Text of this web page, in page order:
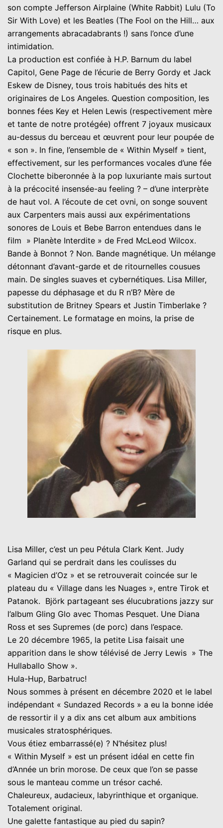
son compte Jefferson Airplaine (White Rabbit) Lulu (To
Sir With Love) et les Beatles (The Fool on the Hill… aux
arrangements abracadabrants !) sans l’once d’une
intimidation.
La production est confiée à H.P. Barnum du label
Capitol, Gene Page de l’écurie de Berry Gordy et Jack
Eskew de Disney, tous trois habitués des hits et
originaires de Los Angeles. Question composition, les
bonnes fées Key et Helen Lewis (respectivement mère
et tante de notre protégée) offrent 7 joyaux musicaux
au-dessus du berceau et œuvrent pour leur poupée de
« son ». In fine, l’ensemble de « Within Myself » tient,
effectivement, sur les performances vocales d’une fée
Clochette biberonnée à la pop luxuriante mais surtout
à la précocité insensée-au feeling ? – d’une interprète
de haut vol. A l’écoute de cet ovni, on songe souvent
aux Carpenters mais aussi aux expérimentations
sonores de Louis et Bebe Barron entendues dans le
film » Planète Interdite » de Fred McLeod Wilcox.
Bande à Bonnot ? Non. Bande magnétique. Un mélange
détonnant d’avant-garde et de ritournelles cousues
main. De singles suaves et cybernétiques. Lisa Miller,
papesse du déphasage et du R n’B? Mère de
substitution de Britney Spears et Justin Timberlake ?
Certainement. Le formatage en moins, la prise de
risque en plus.
Lisa Miller, c’est un peu Pétula Clark Kent. Judy
Garland qui se perdrait dans les coulisses du
« Magicien d’Oz » et se retrouverait coincée sur le
plateau du « Village dans les Nuages », entre Tirok et
Patanok. Björk partageant ses élucubrations jazzy sur
l’album Gling Glo avec Thomas Pesquet. Une Diana
Ross et ses Supremes (de porc) dans l’espace.
Le 20 décembre 1965, la petite Lisa faisait une
apparition dans le show télévisé de Jerry Lewis » The
Hullaballo Show ».
Hula-Hup, Barbatruc!
Nous sommes à présent en décembre 2020 et le label
indépendant « Sundazed Records » a eu la bonne idée
de ressortir il y a dix ans cet album aux ambitions
musicales stratosphériques.
Vous étiez embarrassé(e) ? N’hésitez plus!
« Within Myself » est un présent idéal en cette fin
d’Année un brin morose. De ceux que l’on se passe
sous le manteau comme un trésor caché.
Chaleureux, audacieux, labyrinthique et organique.
Totalement original.
Une galette fantastique au pied du sapin?